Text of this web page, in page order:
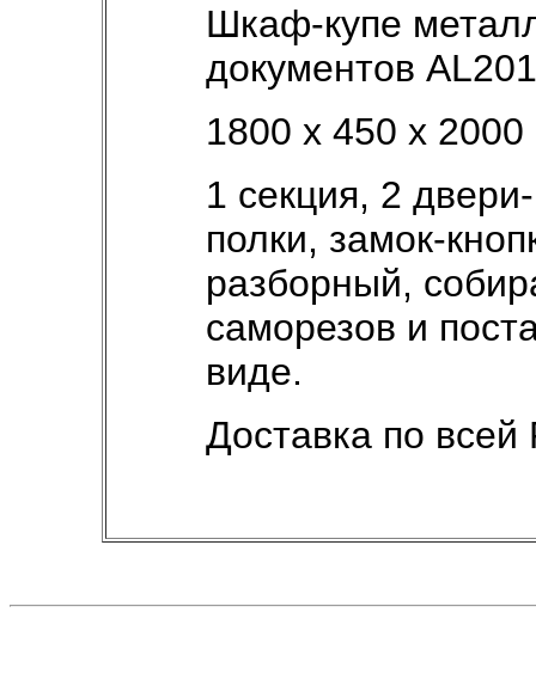
Шкаф-купе
документов
1800 х 450 х
1 секция, 2
полки, замок-
разборный,
саморезов и
виде.
Доставка по